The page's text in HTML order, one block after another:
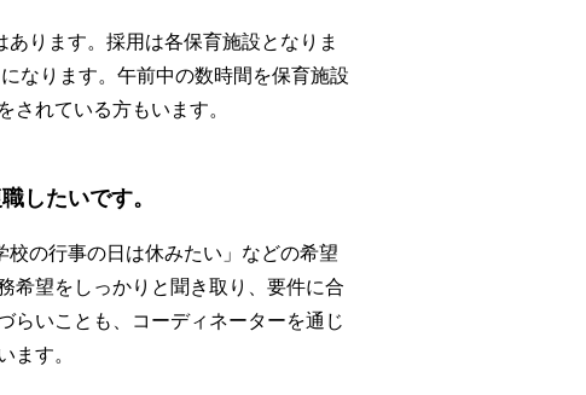
ります。採用は各保育施設となりま
なります。午前中の数時間を保育施設
されている方もいます。
したいです。
の行事の日は休みたい」などの希望
希望をしっかりと聞き取り、要件に合
らいことも、コーディネーターを通じ
ます。